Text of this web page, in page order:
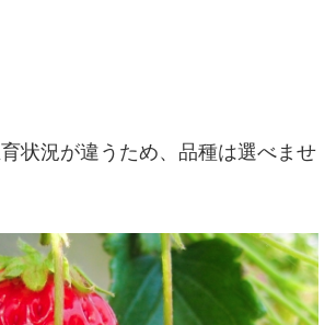
状況が違うため、品種は選べませ